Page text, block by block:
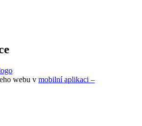
webu v mobilní aplikaci –